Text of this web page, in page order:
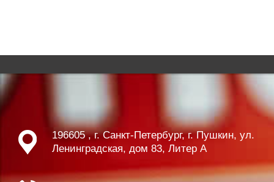
196605 , г. Санкт-Петербург, г. Пушкин, ул.
Ленинградская, дом 83, Литер А